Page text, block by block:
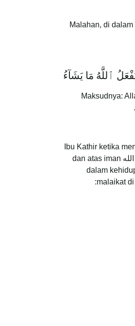
Malahan, di dalam
ٱللَّهُ مَا يَشَآءُ
Maksudnya:
Ibu Kathir ketika
dari siksa kubur.” Al-Sabuni di dalam Sofwah al-Tafasir berkata: “Allah SWT menetapkan pendirian mereka atas kalimah tauhid لاَ إِلَهَ إِلاَّ الله dan atas iman
dalam
malaikat